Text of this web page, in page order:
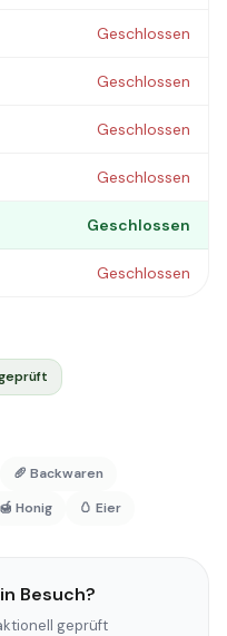
Geschlossen
Geschlossen
Geschlossen
Geschlossen
Geschlossen
Geschlossen
🥖 Backwaren
🍯 Honig 🥚 Eier
Besuch?
geprüft